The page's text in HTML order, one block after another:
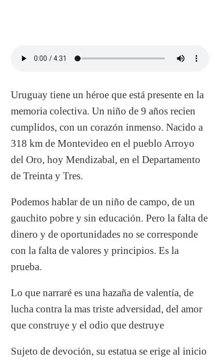
Uruguay tiene un héroe que está presente en la
memoria colectiva. Un niño de 9 años recien
cumplidos, con un corazón inmenso. Nacido a
318 km de Montevideo en el pueblo Arroyo
del Oro, hoy Mendizabal, en el Departamento
de Treinta y Tres.
Podemos hablar de un niño de campo, de un
gauchito pobre y sin educación. Pero la falta de
dinero y de oportunidades no se corresponde
con la falta de valores y principios. Es la
prueba.
Lo que narraré es una hazaña de valentía, de
lucha contra la mas triste adversidad, del amor
que construye y el odio que destruye
Sujeto de devoción, su estatua se erige al inicio